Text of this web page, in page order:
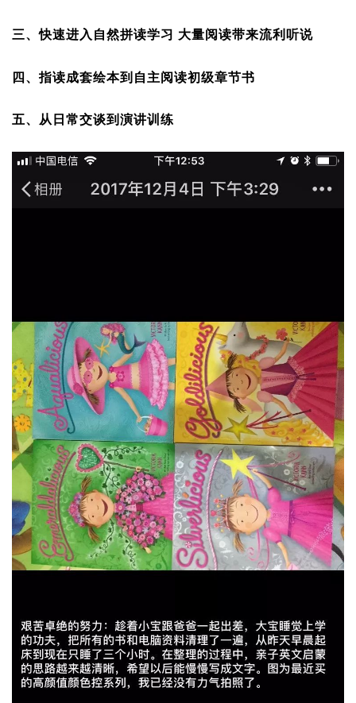
三、快速进入自然拼读学习 大量阅读带来流利听说
四、指读成套绘本到自主阅读初级章节书
五、从日常交谈到演讲训练